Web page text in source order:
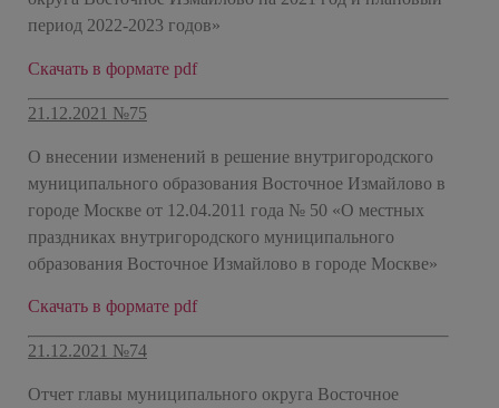
период 2022-2023 годов»
Скачать в формате pdf
21.12.2021 №75
О внесении изменений в решение внутригородского
муниципального образования Восточное Измайлово в
городе Москве от 12.04.2011 года № 50 «О местных
праздниках внутригородского муниципального
образования Восточное Измайлово в городе Москве»
Скачать в формате pdf
21.12.2021 №74
Отчет главы муниципального округа Восточное